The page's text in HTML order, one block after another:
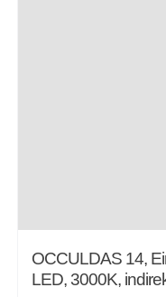
OCCULDAS 14,
LED, 3000K,